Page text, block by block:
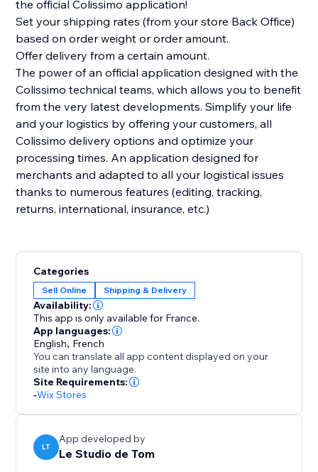
the official Colissimo application!
Set your shipping rates (from your store Back Office)
based on order weight or order amount.
Offer delivery from a certain amount.
The power of an official application designed with the
Colissimo technical teams, which allows you to benefit
from the very latest developments. Simplify your life
and your logistics by offering your customers, all
Colissimo delivery options and optimize your
processing times. An application designed for
merchants and adapted to all your logistical issues
thanks to numerous features (editing, tracking,
returns, international, insurance, etc.)
Categories
Sell Online Shipping & Delivery
Availability:
This app is only available for France.
App languages:
English, French
You can translate all app content displayed on your
site into any language.
Site Requirements:
-Wix Stores
LT
App developed by
Le Studio de Tom